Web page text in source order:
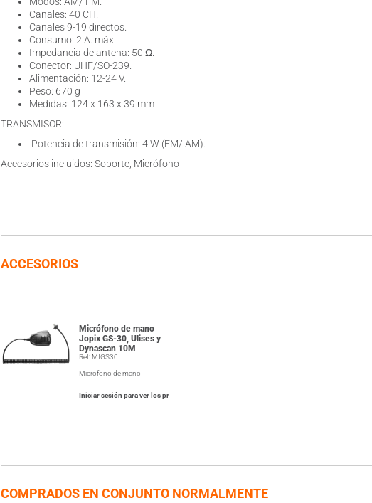
Canales: 40 CH.
Canales 9-19 directos.
Consumo: 2 A. máx.
Impedancia de antena: 50 Ω.
Conector: UHF/SO-239.
Alimentación: 12-24 V.
Peso: 670 g
Medidas: 124 x 163 x 39 mm
TRANSMISOR:
Potencia de transmisión: 4 W (FM/ AM).
Accesorios incluidos: Soporte, Micrófono
ACCESORIOS
Micrófono de mano
Jopix GS-30, Ulises y
Dynascan 10M
Ref: MIGS30
Micrófono de mano
Iniciar sesión para ver los precios
COMPRADOS EN CONJUNTO NORMALMENTE